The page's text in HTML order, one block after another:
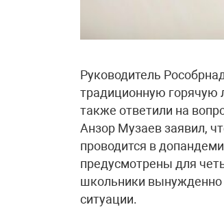
Руководитель
традиционную горячую
также ответили на
Анзор Музаев заявил,
проводится в
предусмотрены для
школьники вынужденно
ситуации.